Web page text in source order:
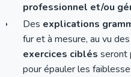
professionnel et/ou
Des explications
fur et à mesure, au vu
exercices ciblés seront
pour épauler les